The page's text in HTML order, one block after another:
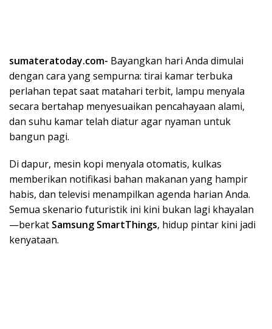
sumateratoday.com- Bayangkan hari Anda dimulai
dengan cara yang sempurna: tirai kamar terbuka
perlahan tepat saat matahari terbit, lampu menyala
secara bertahap menyesuaikan pencahayaan alami,
dan suhu kamar telah diatur agar nyaman untuk
bangun pagi.
Di dapur, mesin kopi menyala otomatis, kulkas
memberikan notifikasi bahan makanan yang hampir
habis, dan televisi menampilkan agenda harian Anda.
Semua skenario futuristik ini kini bukan lagi khayalan
—berkat Samsung SmartThings, hidup pintar kini jadi
kenyataan.